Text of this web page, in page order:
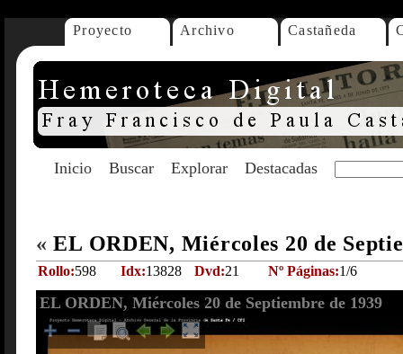
Proyecto Archivo Castañeda
Inicio Buscar Explorar Destacadas
« EL ORDEN, Miércoles 20 de
Rollo:598 Idx:13828 Dvd:21 Nº Páginas:1/6
EL ORDEN, Miércoles 20 de Septiembre de 1939